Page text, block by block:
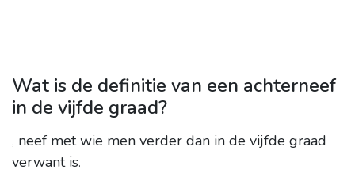
Wat is de definitie van een achterneef
in de vijfde graad?
, neef met wie men verder dan in de vijfde graad
verwant is.